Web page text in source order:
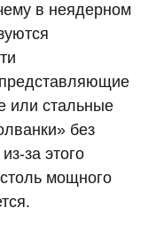
в неядерном
или стальные
без
за этого
мощного